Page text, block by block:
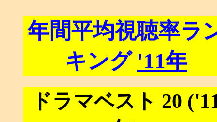
年間平均視聴率ラ
キング '11年
ドラマベスト 20